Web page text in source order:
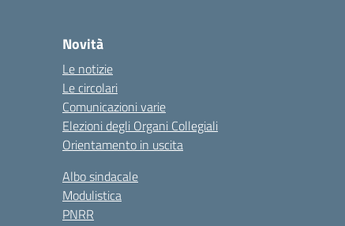
Novità
Le notizie
Le circolari
Comunicazioni varie
Elezioni degli Organi Collegiali
Orientamento in uscita
Albo sindacale
Modulistica
PNRR